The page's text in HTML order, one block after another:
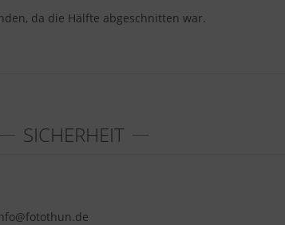
da die Hälfte abgeschnitten war.
SICHERHEIT